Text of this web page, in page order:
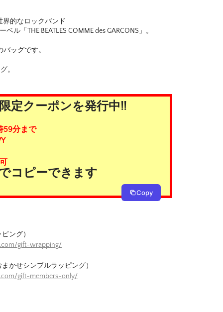
界的なロックバンド
ベル「THE BEATLES COMME des GARCONS」。
バッグです。
。
定クーポンを発行中!!
59分まで
コピーできます
Copy
ング）
gift-wrapping/
かせシンプルラッピング）
gift-members-only/